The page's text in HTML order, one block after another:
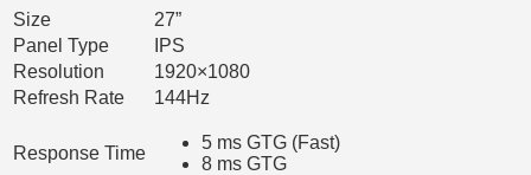
Size
27”
Panel Type
IPS
Resolution
1920×1080
Refresh Rate
144Hz
Response Time
5 ms GTG (Fast)
8 ms GTG